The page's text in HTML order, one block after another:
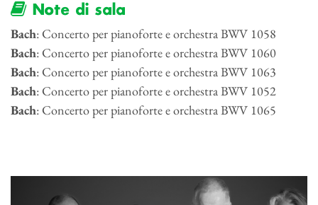
Note di sala
Bach: Concerto per pianoforte e orchestra BWV 1058
Bach: Concerto per pianoforte e orchestra BWV 1060
Bach: Concerto per pianoforte e orchestra BWV 1063
Bach: Concerto per pianoforte e orchestra BWV 1052
Bach: Concerto per pianoforte e orchestra BWV 1065